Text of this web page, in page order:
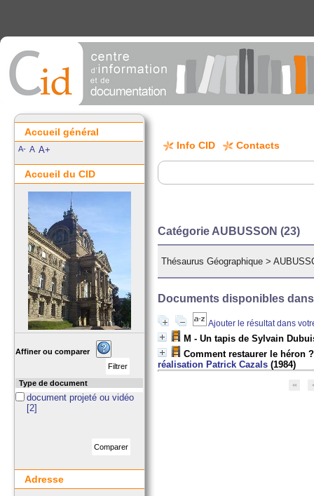
Info CID Contacts
Catégorie AUBUSSON (23)
Thésaurus Géographique >
Documents disponibles
Ajouter le résultat dans
M - Un tapis de Sylvain
Comment restaurer le héron
réalisation Patrick Cazals (1984)
Accueil général
A- A A+
Accueil du CID
Affiner ou comparer
Type de document
document projeté ou vidéo
[2]
Adresse